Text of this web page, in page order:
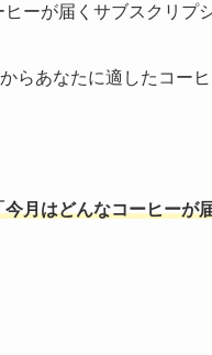
ーが届くサブスクリプシ
らあなたに適したコー
今月はどんなコーヒーが